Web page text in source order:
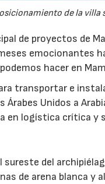
de la villa
de proyectos de
emocionantes
hacer en
transportar e
Árabes Unidos a
en logística crítica y
sureste del
de arena blanca